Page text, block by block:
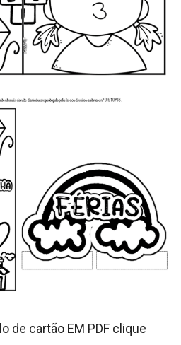
de cartão EM PDF clique